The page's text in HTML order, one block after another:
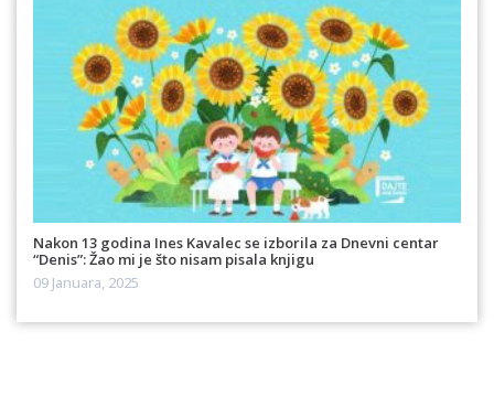
Nakon 13 godina Ines Kavalec se izborila za Dnevni centar
“Denis”: Žao mi je što nisam pisala knjigu
09 Januara, 2025